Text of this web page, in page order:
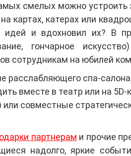
смелых можно устроить
картах, катерах или
и вдохновил их? В
гончарное
сотрудникам на юбилей
расслабляющего спа-
вместе в театр или на 5D-
совместные
партнерам и прочие
надолго, яркие